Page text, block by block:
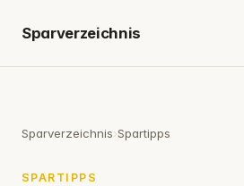
Sparverzeichnis
Sparverzeichnis›Spartipps
SPARTIPPS